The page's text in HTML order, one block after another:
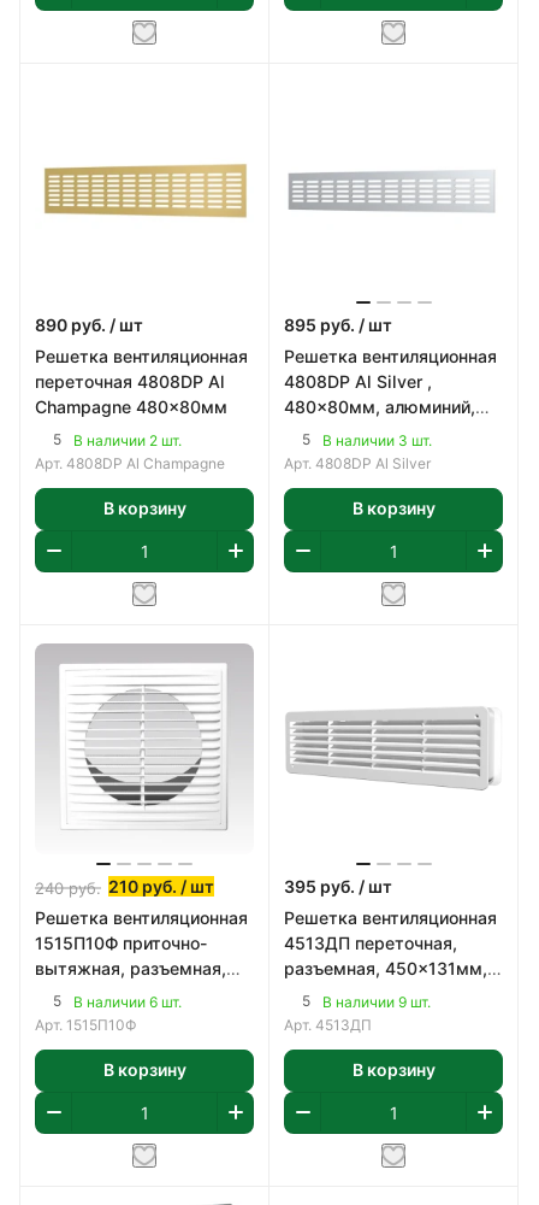
890 руб. / шт
Решетка вентиляционная
переточная 4808DP Al
Сhampagne 480x80мм
5
В наличии 2 шт.
Арт. 4808DP Al Champagne
В корзину
895 руб. / шт
Решетка вентиляционная
4808DP Al Silver ,
480x80мм, алюминий,
цвет серебристый
5
В наличии 3 шт.
Арт. 4808DP Al Silver
В корзину
240руб. 210 руб. / шт
Решетка вентиляционная
1515П10Ф приточно-
вытяжная, разъемная,
антимоск. сетка,
150x150мм, с фланцем,
5
В наличии 6 шт.
Арт. 1515П10Ф
В корзину
395 руб. / шт
Решетка вентиляционная
4513ДП переточная,
разъемная, 450x131мм,
полипропилен, цвет
белый
5
В наличии 9 шт.
Арт. 4513ДП
В корзину